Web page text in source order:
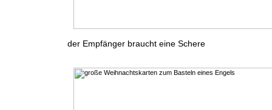
der Empfänger braucht eine Schere